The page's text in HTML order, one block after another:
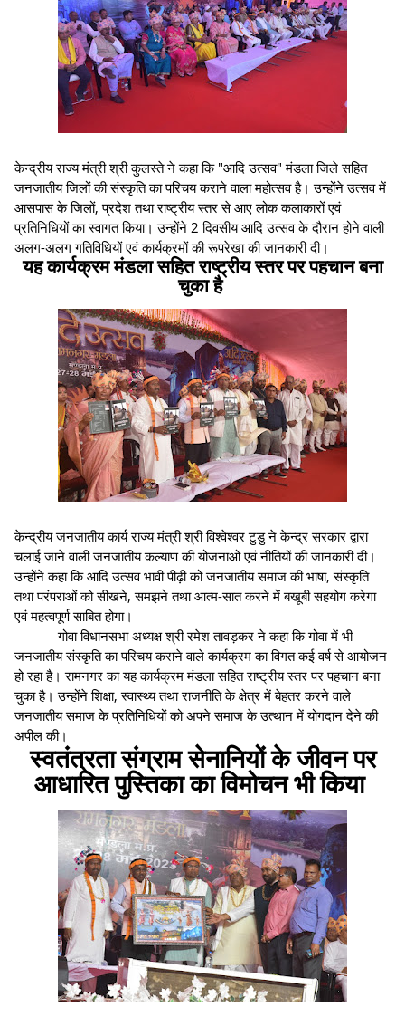
केन्द्रीय राज्य मंत्री श्री कुलस्ते ने कहा कि "आदि उत्सव" मंडला जिले सहित
जनजातीय जिलों की संस्कृति का परिचय कराने वाला महोत्सव है। उन्होंने उत्सव में
आसपास के जिलों, प्रदेश तथा राष्ट्रीय स्तर से आए लोक कलाकारों एवं
प्रतिनिधियों का स्वागत किया। उन्होंने 2 दिवसीय आदि उत्सव के दौरान होने वाली
अलग-अलग गतिविधियों एवं कार्यक्रमों की रूपरेखा की जानकारी दी।
यह कार्यक्रम मंडला सहित राष्ट्रीय स्तर पर पहचान बना
चुका है
केन्द्रीय जनजातीय कार्य राज्य मंत्री श्री विश्वेश्वर टुडु ने केन्द्र सरकार द्वारा
चलाई जाने वाली जनजातीय कल्याण की योजनाओं एवं नीतियों की जानकारी दी।
उन्होंने कहा कि आदि उत्सव भावी पीढ़ी को जनजातीय समाज की भाषा, संस्कृति
तथा परंपराओं को सीखने, समझने तथा आत्म-सात करने में बखूबी सहयोग करेगा
एवं महत्वपूर्ण साबित होगा।
गोवा विधानसभा अध्यक्ष श्री रमेश तावड़कर ने कहा कि गोवा में भी
जनजातीय संस्कृति का परिचय कराने वाले कार्यक्रम का विगत कई वर्ष से आयोजन
हो रहा है। रामनगर का यह कार्यक्रम मंडला सहित राष्ट्रीय स्तर पर पहचान बना
चुका है। उन्होंने शिक्षा, स्वास्थ्य तथा राजनीति के क्षेत्र में बेहतर करने वाले
जनजातीय समाज के प्रतिनिधियों को अपने समाज के उत्थान में योगदान देने की
अपील की।
स्वतंत्रता संग्राम सेनानियों के जीवन पर
आधारित पुस्तिका का विमोचन भी किया